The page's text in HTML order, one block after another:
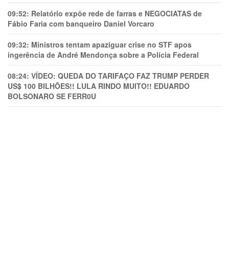
09:52: Relatório expõe rede de farras e NEGOCIATAS de
Fábio Faria com banqueiro Daniel Vorcaro
09:32: Ministros tentam apaziguar crise no STF apos
ingerência de André Mendonça sobre a Polícia Federal
08:24: VÍDEO: QUEDA DO TARIFAÇO FAZ TRUMP PERDER
US$ 100 BILHÕES!! LULA RINDO MUITO!! EDUARDO
BOLSONARO SE FERR0U